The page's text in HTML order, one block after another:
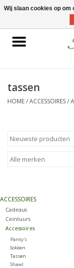
Home
Nieuwe collectie
Accessoires
Schoenen
Merken
tassen
HOME/ACCESSOIRES/
ACCESSOIRES
Cadeaus
Ceintuurs
Accessoires
Panty's
Sokken
Tassen
Shawl
Wij slaan cookies op om